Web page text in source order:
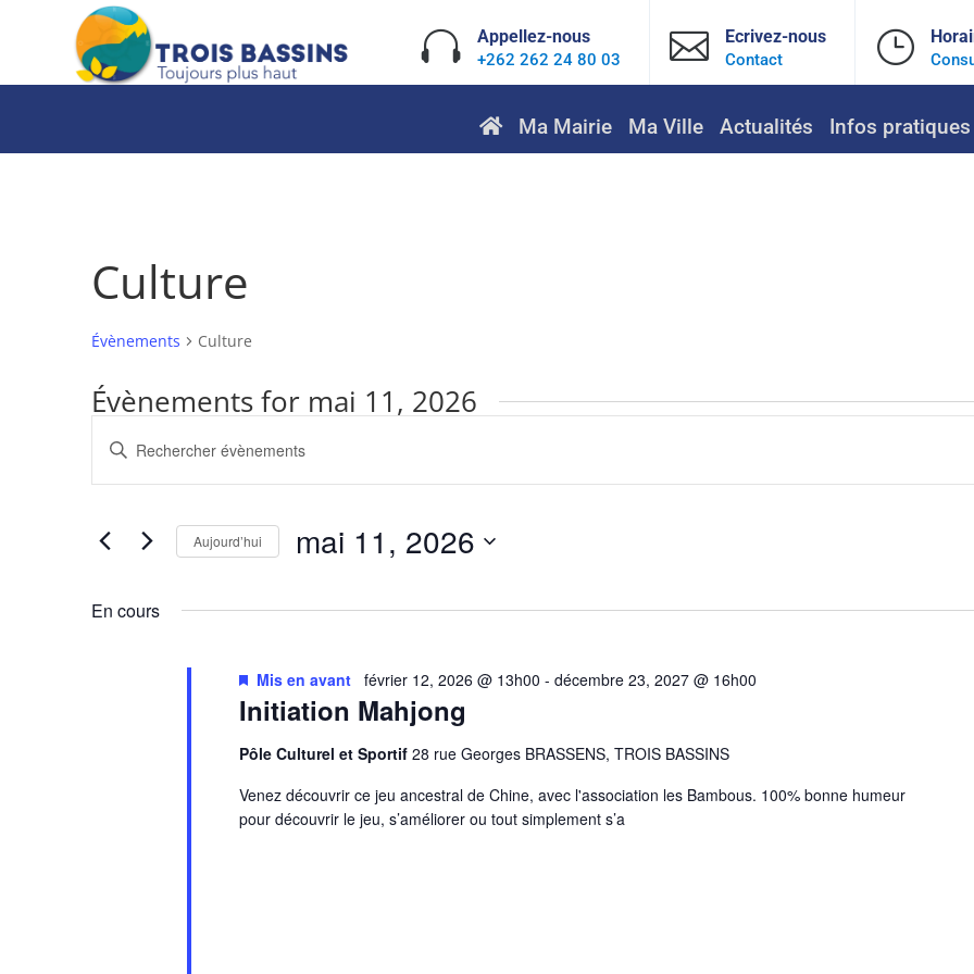
 Appellez-nous
+262 262 24 80 03  Ecrivez-nous
Contact }
Ma Mairie Ma Ville Actualités Infos pratiques
Culture
Évènements Culture
Évènements for mai 11, 2026
Recherche
et
navigation
vues
Évènements
Saisir
clé.
Évènements
clé.
Aujourd’hui mai 11, 2026
En cours
Initiation Mahjong
Mis en avant février 12, 2026 @ 13h00 - décembre 23, 2027 @ 16h00
Pôle Culturel et Sportif 28 rue Georges BRASSENS, TROIS BASSINS
Venez découvrir ce jeu ancestral de Chine, avec l'association les Bambous. 100% bonne humeur
pour découvrir le jeu, s’améliorer ou tout simplement s’a